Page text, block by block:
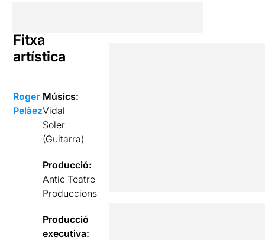
Fitxa
artística
Roger
Pelàez
Músics:
Vidal
Soler
(Guitarra)
Producció:
Antic Teatre
Produccions
Producció
executiva: